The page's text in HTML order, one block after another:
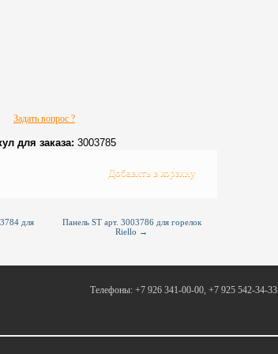
Задать вопрос ?
для заказа: 3003785
для
Панель ST арт. 3003786 для горелок
Riello →
Телефоны: +7 926 341-00-00, +7 925 542-34-33